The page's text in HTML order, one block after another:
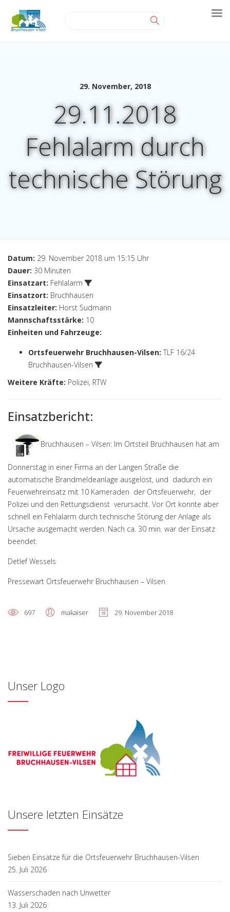
29. November, 2018
29.11.2018
Fehlalarm durch
technische Störung
Datum: 29. November 2018 um 15:15 Uhr
Dauer: 30 Minuten
Einsatzart: Fehlalarm
Einsatzort: Bruchhausen
Einsatzleiter: Horst Sudmann
Mannschaftsstärke: 10
Einheiten und Fahrzeuge:
Ortsfeuerwehr Bruchhausen-Vilsen: TLF 16/24
Bruchhausen-Vilsen
Weitere Kräfte: Polizei, RTW
Einsatzbericht:
Bruchhausen – Vilsen: Im Ortsteil Bruchhausen hat am
Donnerstag in einer Firma an der Langen Straße die
automatische Brandmeldeanlage ausgelöst, und dadurch ein
Feuerwehreinsatz mit 10 Kameraden der Ortsfeuerwehr, der
Polizei und den Rettungsdienst verursacht. Vor Ort konnte aber
schnell ein Fehlalarm durch technische Störung der Anlage als
Ursache ausgemacht werden. Nach ca. 30 min. war der Einsatz
beendet.
Detlef Wessels
Pressewart Ortsfeuerwehr Bruchhausen – Vilsen
697 makaiser 29. November 2018
Unser Logo
Unsere letzten Einsätze
Sieben Einsätze für die Ortsfeuerwehr Bruchhausen-Vilsen
25. Juli 2026
Wasserschaden nach Unwetter
13. Juli 2026